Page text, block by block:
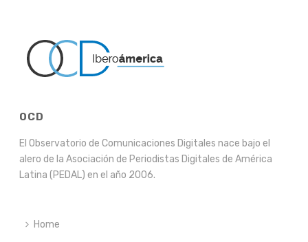
OCD
El Observatorio de Comunicaciones Digitales nace bajo el
alero de la Asociación de Periodistas Digitales de América
Latina (PEDAL) en el año 2006.
Home